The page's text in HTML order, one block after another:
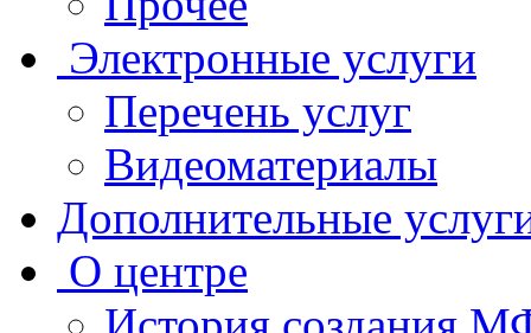
Электронные услуги
Перечень услуг
Видеоматериалы
Дополнительные
О центре